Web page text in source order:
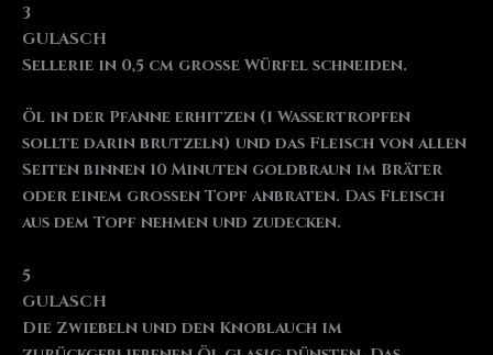
3
GULASCH
Sellerie in 0,5 cm große Würfel schneiden.
Öl in der Pfanne erhitzen (1 Wassertropfen
sollte darin brutzeln) und das Fleisch von allen
Seiten binnen 10 Minuten goldbraun im Bräter
oder einem großen Topf anbraten. Das Fleisch
aus dem Topf nehmen und zudecken.
5
GULASCH
Die Zwiebeln und den Knoblauch im